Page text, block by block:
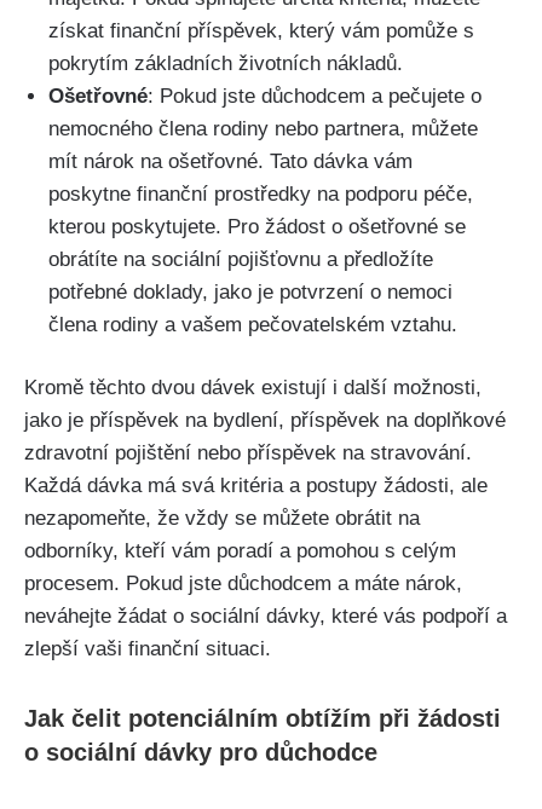
získat finanční příspěvek, který vám pomůže s
pokrytím základních životních nákladů.
Ošetřovné: Pokud jste důchodcem a pečujete o
nemocného člena rodiny nebo partnera, můžete
mít nárok na ošetřovné. Tato dávka vám
poskytne finanční prostředky na podporu péče,
kterou poskytujete. Pro žádost o ošetřovné se
obrátíte na sociální pojišťovnu a předložíte
potřebné doklady, jako je potvrzení o nemoci
člena rodiny a vašem pečovatelském vztahu.
Kromě těchto dvou dávek existují i další možnosti,
jako je příspěvek na bydlení, příspěvek na doplňkové
zdravotní pojištění nebo příspěvek na stravování.
Každá dávka má svá kritéria a postupy žádosti, ale
nezapomeňte, že vždy se můžete obrátit na
odborníky, kteří vám poradí a pomohou s celým
procesem. Pokud jste důchodcem a máte nárok,
neváhejte žádat o sociální dávky, které vás podpoří a
zlepší vaši finanční situaci.
Jak čelit potenciálním obtížím při žádosti
o sociální dávky pro důchodce